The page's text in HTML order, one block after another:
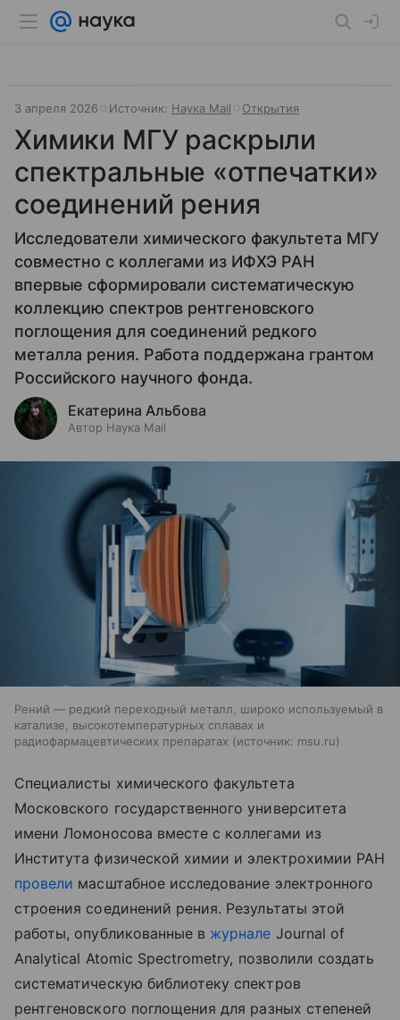
3 апреля 2026 Источник: Наука Mail Открытия
Химики МГУ раскрыли
спектральные «отпечатки»
соединений рения
Исследователи химического факультета МГУ
совместно с коллегами из ИФХЭ РАН
впервые сформировали систематическую
коллекцию спектров рентгеновского
поглощения для соединений редкого
металла рения. Работа поддержана грантом
Российского научного фонда.
Екатерина Альбова
Автор Наука Mail
Рений — редкий переходный металл, широко используемый в
катализе, высокотемпературных сплавах и
радиофармацевтических препаратах
источник: msu.ru
Специалисты химического факультета
Московского государственного университета
имени Ломоносова вместе с коллегами из
Института физической химии и электрохимии РАН
провели масштабное исследование электронного
строения соединений рения. Результаты этой
работы, опубликованные в журнале Journal of
Analytical Atomic Spectrometry, позволили создать
систематическую библиотеку спектров
рентгеновского поглощения для разных степеней